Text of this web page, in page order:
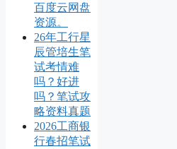
百度云网盘
资源。
26年工行星
辰管培生笔
试考情难
吗？好进
吗？笔试攻
略资料真题
2026工商银
行春招笔试